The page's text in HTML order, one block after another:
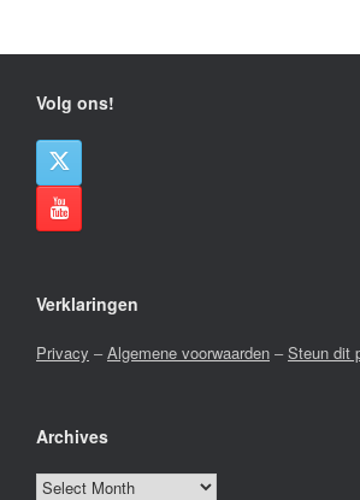
Volg ons!
Verklaringen
Privacy –Algemene voorwaarden –Steun dit
Archives
Archives